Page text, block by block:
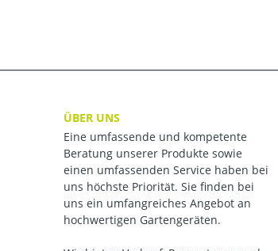
ÜBER UNS
Eine umfassende und kompetente
Beratung unserer Produkte sowie
einen umfassenden Service haben bei
uns höchste Priorität. Sie finden bei
uns ein umfangreiches Angebot an
hochwertigen Gartengeräten.